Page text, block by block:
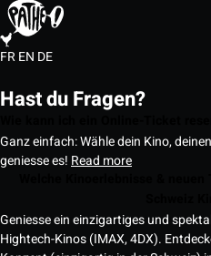
FREN DE
Hast du Fragen?
Ganz einfach: Wähle dein Kino,
geniesse es! Read more
Geniesse ein einzigartiges und
Hightech-Kinos (IMAX, 4DX).